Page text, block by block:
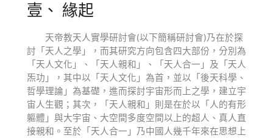
壹、 緣起
天帝教天人實學研討會(以下簡稱研討會)乃在於探
討「天人之學」，而其研究方向包含四大部份，分別為
「天人文化」、「天人親和」、「天人合一」及「天人
炁功」，其中以「天人文化」為首，並以「後天科學、
哲學理論」為基礎，進而探討宇宙形而上之學，建立宇
宙人生觀；其次，「天人親和」則是在於以「人的有形
軀體」與大宇宙、大空間多度空間以上的超人、真人直
接親和。至於「天人合一」乃中國人幾千年來在思想上